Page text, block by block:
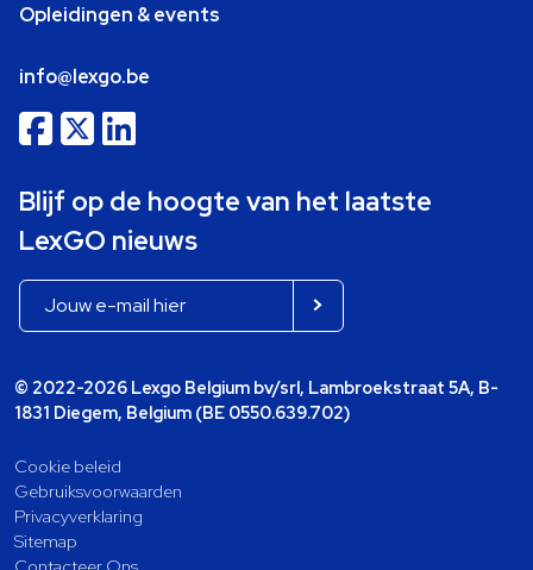
Opleidingen & events
info@lexgo.be
Blijf op de hoogte van het laatste
LexGO nieuws
© 2022-2026 Lexgo Belgium bv/srl, Lambroekstraat 5A, B-
1831 Diegem, Belgium (BE 0550.639.702)
Cookie beleid
Gebruiksvoorwaarden
Privacyverklaring
Sitemap